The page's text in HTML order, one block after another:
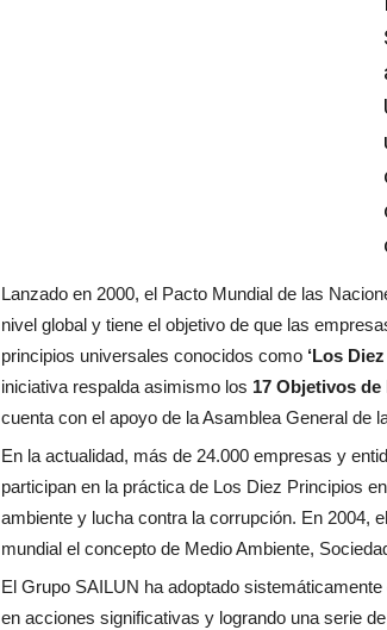
Lanzado en 2000, el Pacto Mundial de las
nivel global y tiene el objetivo de que las
principios universales conocidos como ‘Los
iniciativa respalda asimismo los 17 Objetivos
cuenta con el apoyo de la Asamblea General de
En la actualidad, más de 24.000 empresas y
participan en la práctica de Los Diez Principios
ambiente y lucha contra la corrupción. En 2004,
mundial el concepto de Medio Ambiente,
El Grupo SAILUN ha adoptado
en acciones significativas y logrando una serie